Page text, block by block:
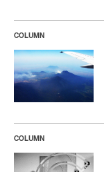
COLUMN
COLUMN